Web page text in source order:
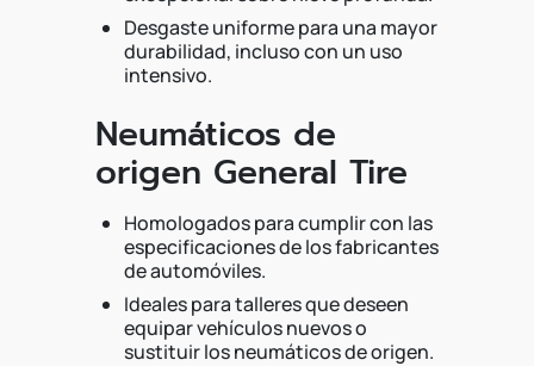
Desgaste uniforme para una mayor
durabilidad, incluso con un uso
intensivo.
Neumáticos de
origen General Tire
Homologados para cumplir con las
especificaciones de los fabricantes
de automóviles.
Ideales para talleres que deseen
equipar vehículos nuevos o
sustituir los neumáticos de origen.